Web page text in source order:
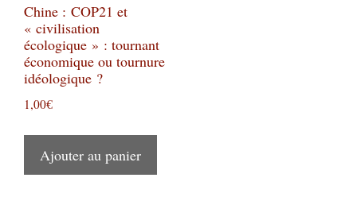
Chine : COP21 et
« civilisation
écologique » : tournant
économique ou tournure
idéologique ?
1,00€
Ajouter au panier